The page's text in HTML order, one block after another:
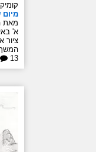
מאת
א'
ציור
13